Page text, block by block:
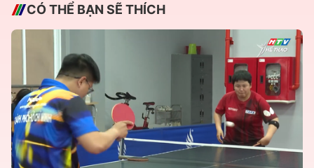
CÓ THỂ BẠN SẼ THÍCH